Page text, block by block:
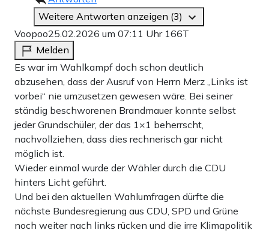
Weitere Antworten anzeigen (3)
Voopoo25.02.2026 um 07:11 Uhr 166T
Melden
Es war im Wahlkampf doch schon deutlich
abzusehen, dass der Ausruf von Herrn Merz „Links ist
vorbei“ nie umzusetzen gewesen wäre. Bei seiner
ständig beschworenen Brandmauer konnte selbst
jeder Grundschüler, der das 1×1 beherrscht,
nachvollziehen, dass dies rechnerisch gar nicht
möglich ist.
Wieder einmal wurde der Wähler durch die CDU
hinters Licht geführt.
Und bei den aktuellen Wahlumfragen dürfte die
nächste Bundesregierung aus CDU, SPD und Grüne
noch weiter nach links rücken und die irre Klimapolitik